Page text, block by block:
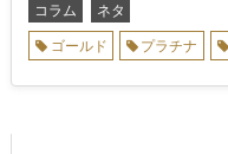
コラム
ネタ
ゴールド
プラチナ